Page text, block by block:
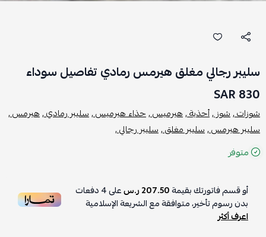
سليبر رجالي مغلق هيرمس رمادي تفاصيل سوداء
830 SAR
شوزات ,شوز ,أحذية ,هيرميس ,حذاء هيرميس ,سليبر رمادي ,هيرمس ,
سليبر هيرمس ,سليبر مغلق ,سليبر رجالي ,
متوفر
أو قسم فاتورتك بقيمة207.50 ر.س على4دفعات
بدون رسوم تأخير، متوافقة مع الشريعة الإسلامية
اعرف أكثر